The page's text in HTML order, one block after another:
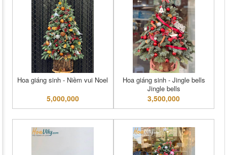
Hoa giáng sinh - Niềm vui Noel
5,000,000
Hoa giáng sinh - Jingle bells
Jingle bells
3,500,000